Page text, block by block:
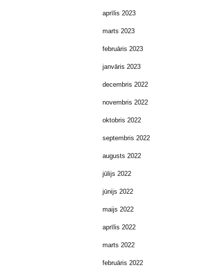
aprīlis 2023
marts 2023
februāris 2023
janvāris 2023
decembris 2022
novembris 2022
oktobris 2022
septembris 2022
augusts 2022
jūlijs 2022
jūnijs 2022
maijs 2022
aprīlis 2022
marts 2022
februāris 2022